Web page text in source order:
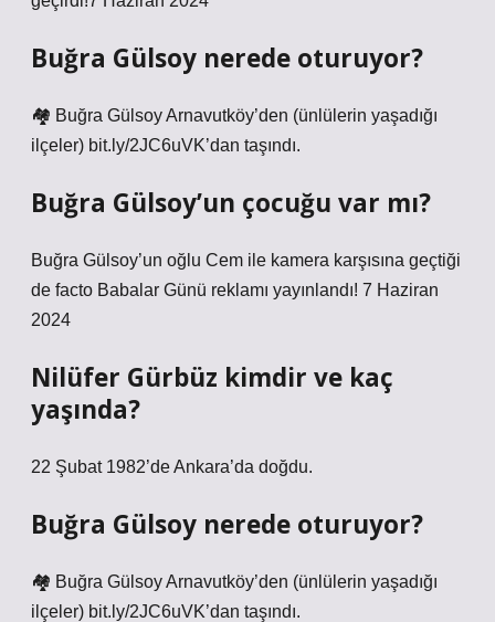
Buğra Gülsoy nerede oturuyor?
🏘 Buğra Gülsoy Arnavutköy’den (ünlülerin yaşadığı
ilçeler) bit.ly/2JC6uVK’dan taşındı.
Buğra Gülsoy’un çocuğu var mı?
Buğra Gülsoy’un oğlu Cem ile kamera karşısına geçtiği
de facto Babalar Günü reklamı yayınlandı! 7 Haziran
2024
Nilüfer Gürbüz kimdir ve kaç
yaşında?
22 Şubat 1982’de Ankara’da doğdu.
Buğra Gülsoy nerede oturuyor?
🏘 Buğra Gülsoy Arnavutköy’den (ünlülerin yaşadığı
ilçeler) bit.ly/2JC6uVK’dan taşındı.